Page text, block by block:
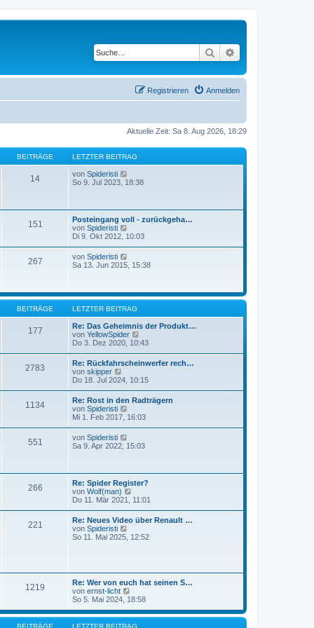
Suche
Anmelden
Registrieren
Aktuelle Zeit: Sa 8. Aug 2026, 18:29
BEITRÄGE LETZTER BEITRAG
14 von Spideristi
e
e
r
B
e
t
g
So 9. Jul 2023, 18:38
151
Posteingang voll - zurückgeha…
von Spideristi
e
t
B
e
i
t
r
a
g
Di 9. Okt 2012, 10:03
267 von Spideristi
t
e
B
e
i
r
a
Sa 13. Jun 2015, 15:38
BEITRÄGE LETZTER BEITRAG
177
Re: Das Geheimnis der Produkt…
von YellowSpider
e
e
s
t
e
r
B
i
t
a
g
Do 3. Dez 2020, 10:43
2783
Re: Rückfahrscheinwerfer rech…
von skipper
e
s
t
e
r
B
e
r
a
g
Do 18. Jul 2024, 10:15
1134
Re: Rost in den Radträgern
von Spideristi
e
s
t
B
e
i
t
r
a
g
Mi 1. Feb 2017, 16:03
551 von Spideristi
e
t
e
r
B
e
i
Sa 9. Apr 2022, 15:03
266
Re: Spider Register?
von Wolf(man)
e
e
s
t
e
i
t
a
g
Do 11. Mär 2021, 11:01
221
Re: Neues Video über Renault …
von Spideristi
e
r
B
e
i
t
So 11. Mai 2025, 12:52
1219
Re: Wer von euch hat seinen S…
von ernst-licht
e
e
s
So 5. Mai 2024, 18:58
BEITRÄGE LETZTER BEITRAG